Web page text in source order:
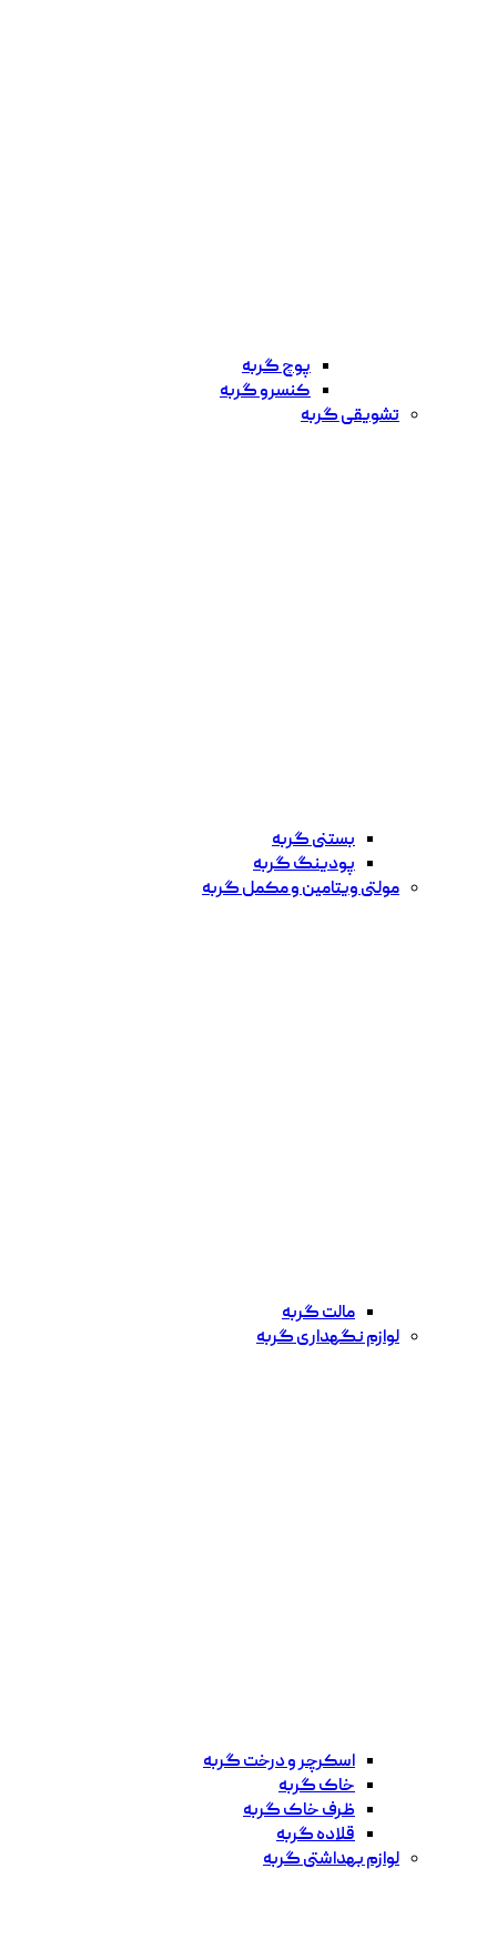
پوچ گربه
کنسرو گربه
تشویقی گربه
بستنی گربه
پودینگ گربه
مولتی ویتامین و مکمل گربه
مالت گربه
لوازم نگهداری گربه
اسکرچر و درخت گربه
خاک گربه
ظرف خاک گربه
قلاده گربه
لوازم بهداشتی گربه